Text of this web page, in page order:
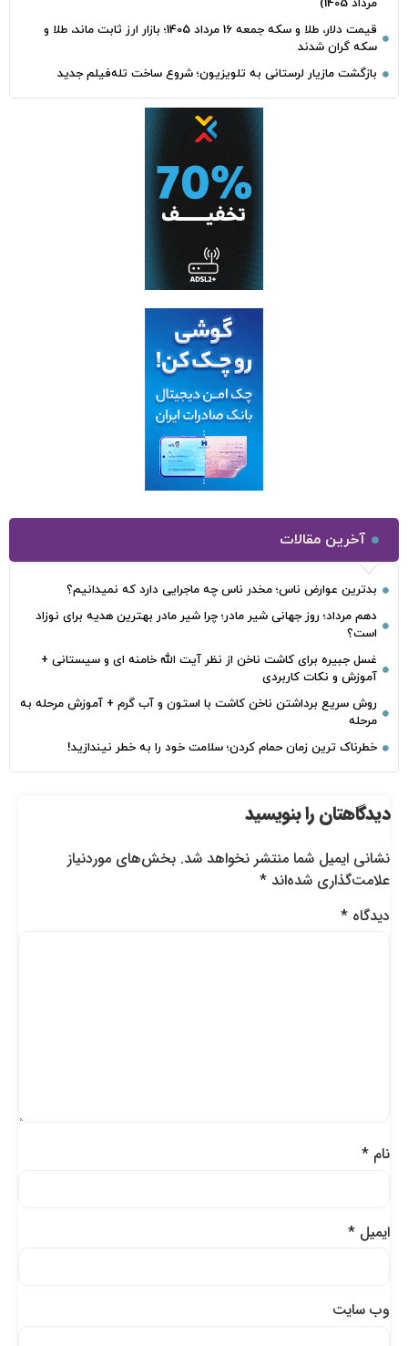
مرداد 1405)
قیمت دلار، طلا و سکه جمعه 16 مرداد 1405؛ بازار ارز ثابت ماند، طلا و
سکه گران شدند
بازگشت مازیار لرستانی به تلویزیون؛ شروع ساخت تله‌فیلم جدید
آخرین مقالات
بدترین عوارض ناس؛ مخدر ناس چه ماجرایی دارد که نمیدانیم؟
دهم مرداد؛ روز جهانی شیر مادر؛ چرا شیر مادر بهترین هدیه برای نوزاد
است؟
غسل جبیره برای کاشت ناخن از نظر آیت الله خامنه ای و سیستانی +
آموزش و نکات کاربردی
روش سریع برداشتن ناخن کاشت با استون و آب گرم + آموزش مرحله به
مرحله
خطرناک‌ ترین زمان‌ حمام کردن؛ سلامت خود را به خطر نیندازید!
دیدگاهتان را بنویسید
نشانی ایمیل شما منتشر نخواهد شد. بخش‌های موردنیاز
علامت‌گذاری شده‌اند*
دیدگاه*
نام*
ایمیل*
وب‌ سایت